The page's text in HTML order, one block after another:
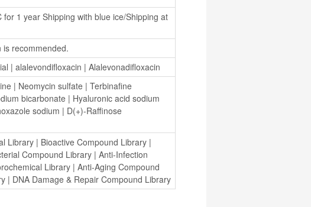
1 year Shipping with blue ice/Shipping at
is recommended.
| alalevondifloxacin | Alalevonadifloxacin
| Neomycin sulfate | Terbinafine
bicarbonate | Hyaluronic acid sodium
sodium | D(+)-Raffinose
Library | Bioactive Compound Library
Compound Library | Anti-Infection
Library | Anti-Aging Compound
| DNA Damage & Repair Compound Library